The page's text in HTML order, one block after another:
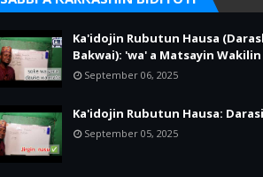
Ka'idojin Rubutun Hausa
Bakwai): 'wa' a Matsayin Wakilin
September 06, 2025
Ka'idojin Rubutun Hausa:
September 05, 2025